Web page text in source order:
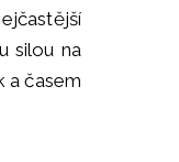
silou na
a časem